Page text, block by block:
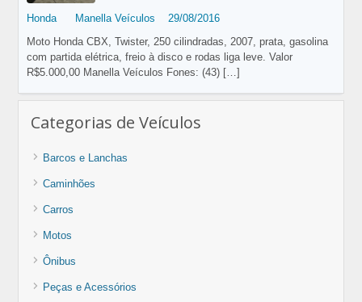
Honda Manella Veículos
29/08/2016
Moto Honda CBX, Twister, 250 cilindradas, 2007, prata, gasolina
com partida elétrica, freio à disco e rodas liga leve. Valor
R$5.000,00 Manella Veículos Fones: (43) […]
Categorias de Veículos
Barcos e Lanchas
Caminhões
Carros
Motos
Ônibus
Peças e Acessórios